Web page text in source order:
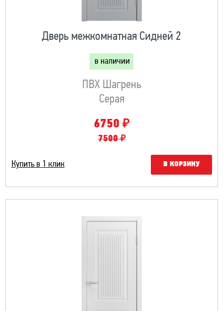
Дверь межкомнатная Сидней 2
в наличии
ПВХ Шагрень
Серая
6750 ₽
7500 ₽
Купить в 1 клик В КОРЗИНУ